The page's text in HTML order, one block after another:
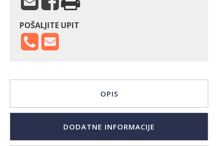
POŠALJITE UPIT
OPIS
DODATNE INFORMACIJE